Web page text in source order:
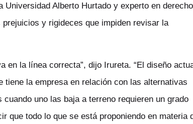
Alberto Hurtado y experto en derecho
y rigideces que impiden revisar la
en la línea correcta”, dijo Irureta. “El diseño
la empresa en relación con las alternativas
uno las baja a terreno requieren un grado
que todo lo que se está proponiendo en materia